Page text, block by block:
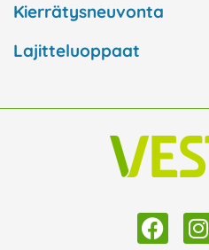
Kierrätysneuvonta
Lajitteluoppaat
a
n